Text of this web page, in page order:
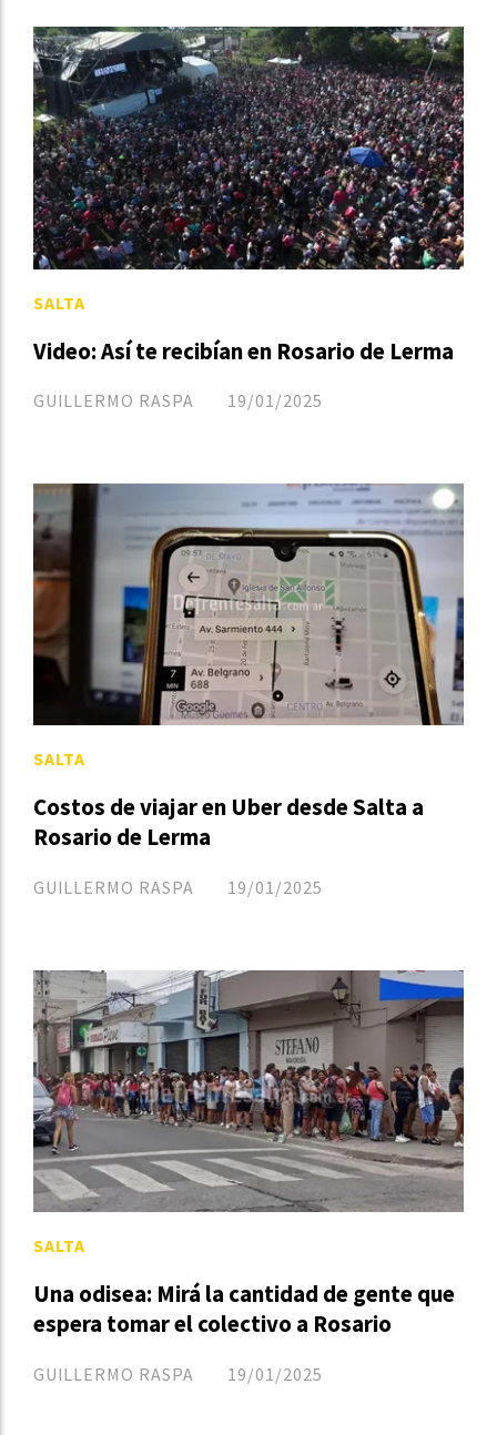
Video: Así te recibían en Rosario de Lerma
GUILLERMO RASPA
SALTA
19/01/2025
Costos de viajar en Uber desde Salta a
Rosario de Lerma
GUILLERMO RASPA
SALTA
19/01/2025
Una odisea: Mirá la cantidad de gente que
espera tomar el colectivo a Rosario
GUILLERMO RASPA
SALTA
19/01/2025